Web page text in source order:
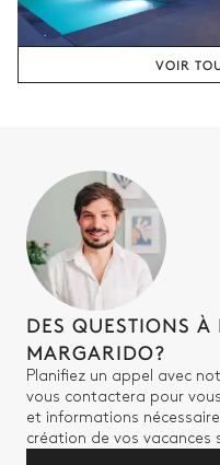
VOIR
DES QUESTIONS
MARGARIDO?
Planifiez un appel avec
vous contactera pour
et informations
création de vos vacances